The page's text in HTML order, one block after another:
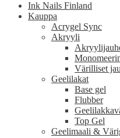
Ink Nails Finland
Kauppa
Acrygel Sync
Akryyli
Värilliset
Geelilakat
Base gel
Flubber
Top Gel
Geelimaali &